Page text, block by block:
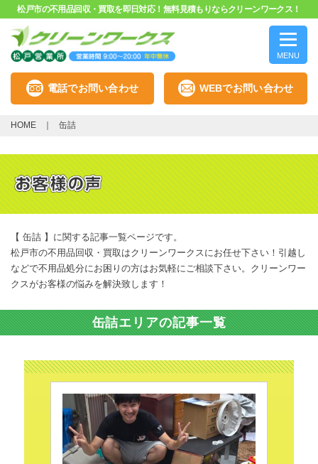
松戸市の不用品回収・買取を即日対応！無料見積もりならクリーンワークス！
MENU
電話でお問い合わせ WEBでお問い合わせ
HOME 缶詰
【 缶詰 】に関する記事一覧ページです。
松戸市の不用品回収・買取はクリーンワークスにお任せ下さい！引越し
などで不用品処分にお困りの方はお気軽にご相談下さい。クリーンワー
クスがお客様の悩みを解決致します！
缶詰エリアの記事一覧